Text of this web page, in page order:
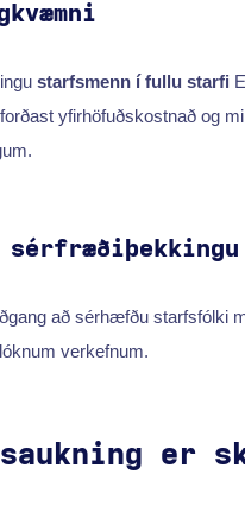
starfsmenn í fullu starfi
yfirhöfuðskostnað og
sérfræðiþekkingu
að sérhæfðu starfsfólki
verkefnum.
er